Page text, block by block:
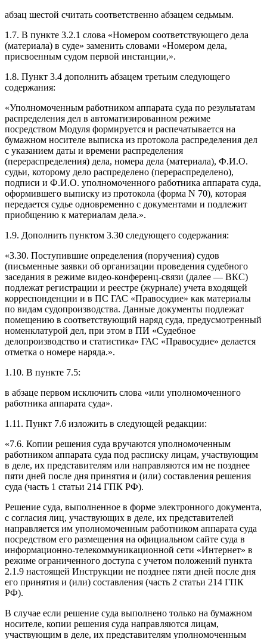
абзац шестой считать соответственно абзацем седьмым.
1.7. В пункте 3.2.1 слова «Номером соответствующего дела
(материала) в суде» заменить словами «Номером дела,
присвоенным судом первой инстанции,».
1.8. Пункт 3.4 дополнить абзацем третьим следующего
содержания:
«Уполномоченным работником аппарата суда по результатам
распределения дел в автоматизированном режиме
посредством Модуля формируется и распечатывается на
бумажном носителе выписка из протокола распределения дел
с указанием даты и времени распределения
(перераспределения) дела, номера дела (материала), Ф.И.О.
судьи, которому дело распределено (перераспределено),
подписи и Ф.И.О. уполномоченного работника аппарата суда,
оформившего выписку из протокола (форма N 70), которая
передается судье одновременно с документами и подлежит
приобщению к материалам дела.».
1.9. Дополнить пунктом 3.30 следующего содержания:
«3.30. Поступившие определения (поручения) судов
(письменные заявки об организации проведения судебного
заседания в режиме видео-конференц-связи (далее — ВКС)
подлежат регистрации и реестре (журнале) учета входящей
корреспонденции и в ПС ГАС «Правосудие» как материалы
по видам судопроизводства. Данные документы подлежат
помещению в соответствующий наряд суда, предусмотренный
номенклатурой дел, при этом в ПИ «Судебное
делопроизводство и статистика» ГАС «Правосудие» делается
отметка о номере наряда.».
1.10. В пункте 7.5:
в абзаце первом исключить слова «или уполномоченного
работника аппарата суда».
1.11. Пункт 7.6 изложить в следующей редакции:
«7.6. Копии решения суда вручаются уполномоченным
работником аппарата суда под расписку лицам, участвующим
в деле, их представителям или направляются им не позднее
пяти дней после дня принятия и (или) составления решения
суда (часть 1 статьи 214 ГПК РФ).
Решение суда, выполненное в форме электронного документа,
с согласия лиц, участвующих в деле, их представителей
направляется им уполномоченным работником аппарата суда
посредством его размещения на официальном сайте суда в
информационно-телекоммуникационной сети «Интернет» в
режиме ограниченного доступа с учетом положений пункта
2.1.9 настоящей Инструкции не позднее пяти дней после дня
его принятия и (или) составления (часть 2 статьи 214 ГПК
РФ).
В случае если решение суда выполнено только на бумажном
носителе, копии решения суда направляются лицам,
участвующим в деле, их представителям уполномоченным